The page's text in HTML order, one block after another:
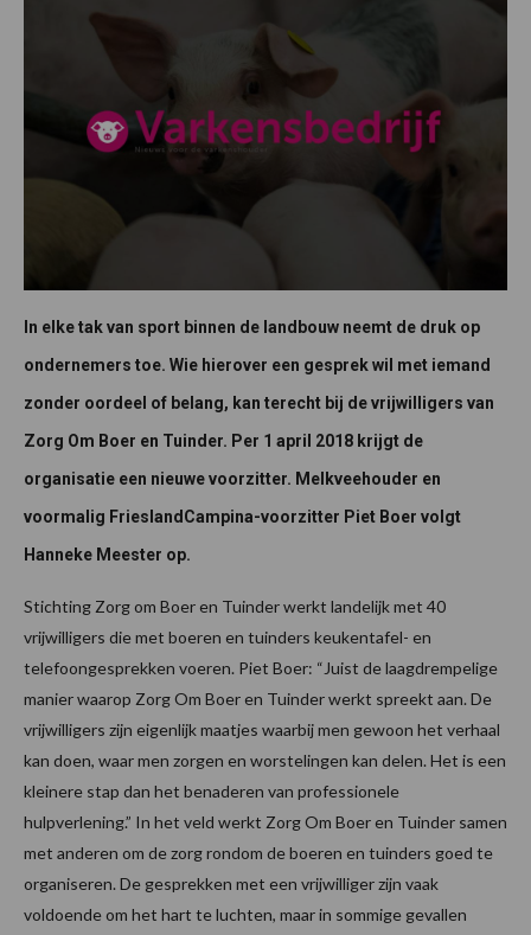
In elke tak van sport binnen de landbouw neemt de druk op
ondernemers toe. Wie hierover een gesprek wil met iemand
zonder oordeel of belang, kan terecht bij de vrijwilligers van
Zorg Om Boer en Tuinder. Per 1 april 2018 krijgt de
organisatie een nieuwe voorzitter. Melkveehouder en
voormalig FrieslandCampina-voorzitter Piet Boer volgt
Hanneke Meester op.
Stichting Zorg om Boer en Tuinder werkt landelijk met 40
vrijwilligers die met boeren en tuinders keukentafel- en
telefoongesprekken voeren. Piet Boer: “Juist de laagdrempelige
manier waarop Zorg Om Boer en Tuinder werkt spreekt aan. De
vrijwilligers zijn eigenlijk maatjes waarbij men gewoon het verhaal
kan doen, waar men zorgen en worstelingen kan delen. Het is een
kleinere stap dan het benaderen van professionele
hulpverlening.” In het veld werkt Zorg Om Boer en Tuinder samen
met anderen om de zorg rondom de boeren en tuinders goed te
organiseren. De gesprekken met een vrijwilliger zijn vaak
voldoende om het hart te luchten, maar in sommige gevallen